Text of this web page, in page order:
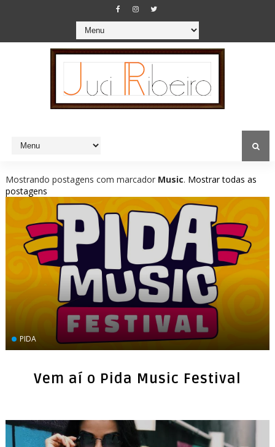
Mostrando postagens com marcador Music. Mostrar todas as
postagens
PIDA
Vem aí o Pida Music Festival